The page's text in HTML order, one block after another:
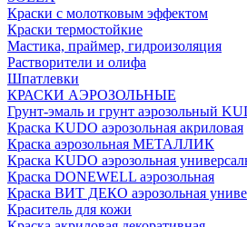
Краски с молотковым эффектом
Краски термостойкие
Мастика, праймер, гидроизоляция
Растворители и олифа
Шпатлевки
КРАСКИ АЭРОЗОЛЬНЫЕ
Грунт-эмаль и грунт аэрозольный
Краска KUDO аэрозольная акриловая
Краска аэрозольная МЕТАЛЛИК
Краска KUDO аэрозольная
Краска DONEWELL аэрозольная
Краска ВИТ ДЕКО аэрозольная
Краситель для кожи